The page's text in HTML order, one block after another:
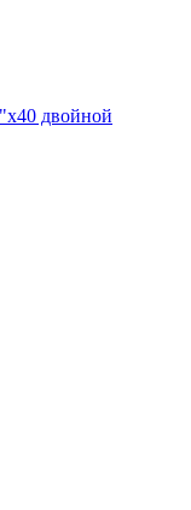
двойной